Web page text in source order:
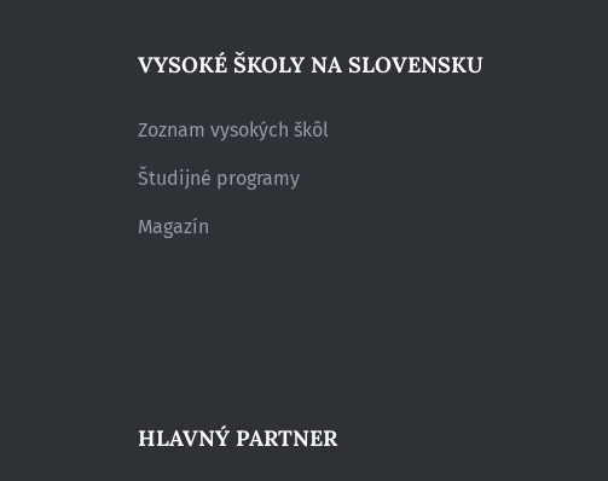
VYSOKÉ ŠKOLY NA SLOVENSKU
Zoznam vysokých škôl
Študijné programy
Magazín
HLAVNÝ PARTNER